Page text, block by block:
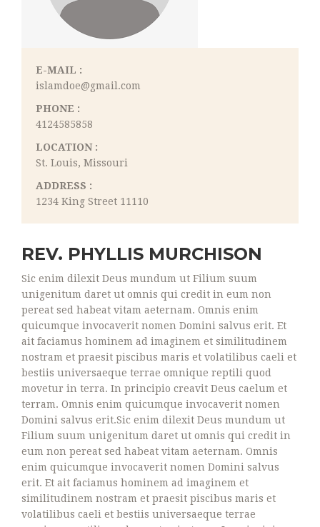
E-MAIL :
islamdoe@gmail.com
PHONE :
4124585858
LOCATION :
St. Louis, Missouri
ADDRESS :
1234 King Street 11110
REV. PHYLLIS MURCHISON
Sic enim dilexit Deus mundum ut Filium suum
unigenitum daret ut omnis qui credit in eum non
pereat sed habeat vitam aeternam. Omnis enim
quicumque invocaverit nomen Domini salvus erit. Et
ait faciamus hominem ad imaginem et similitudinem
nostram et praesit piscibus maris et volatilibus caeli et
bestiis universaeque terrae omnique reptili quod
movetur in terra. In principio creavit Deus caelum et
terram. Omnis enim quicumque invocaverit nomen
Domini salvus erit.Sic enim dilexit Deus mundum ut
Filium suum unigenitum daret ut omnis qui credit in
eum non pereat sed habeat vitam aeternam. Omnis
enim quicumque invocaverit nomen Domini salvus
erit. Et ait faciamus hominem ad imaginem et
similitudinem nostram et praesit piscibus maris et
volatilibus caeli et bestiis universaeque terrae